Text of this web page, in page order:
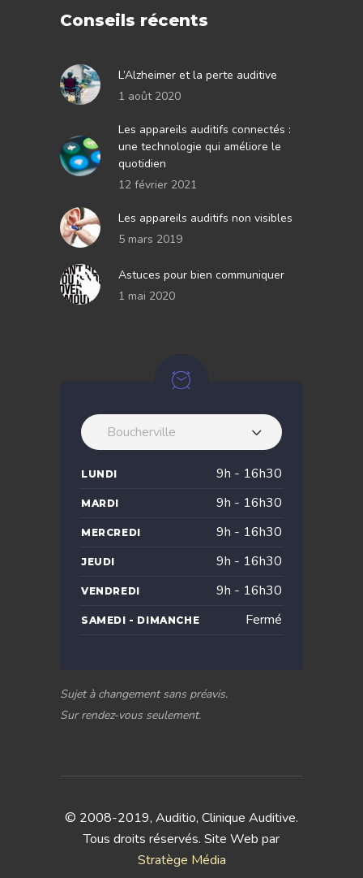
Conseils récents
L’Alzheimer et la perte auditive
1 août 2020
Les appareils auditifs connectés :
une technologie qui améliore le
quotidien
12 février 2021
Les appareils auditifs non visibles
5 mars 2019
Astuces pour bien communiquer
1 mai 2020
Boucherville
LUNDI 9h - 16h30
MARDI 9h - 16h30
MERCREDI 9h - 16h30
JEUDI 9h - 16h30
VENDREDI 9h - 16h30
SAMEDI - DIMANCHE Fermé
Sujet à changement sans préavis.
Sur rendez-vous seulement.
© 2008-2019, Auditio, Clinique Auditive.
Tous droits réservés. Site Web par
Stratège Média